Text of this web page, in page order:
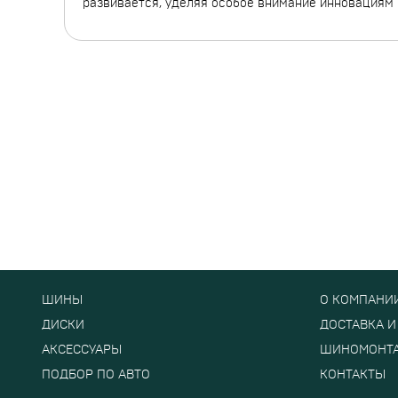
развивается, уделяя особое внимание инновациям
ШИНЫ
ДИСКИ
АКСЕССУАРЫ
ПОДБОР ПО АВТО
О
ДОСТАВКА
КОНТАКТЫ